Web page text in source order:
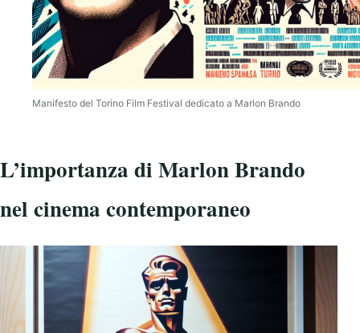
Manifesto del Torino Film Festival dedicato a Marlon Brando
L’importanza di Marlon Brando
nel cinema contemporaneo